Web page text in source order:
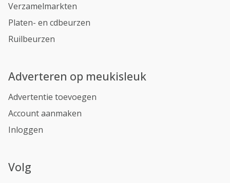
Verzamelmarkten
Platen- en cdbeurzen
Ruilbeurzen
Adverteren op meukisleuk
Advertentie toevoegen
Account aanmaken
Inloggen
Volg